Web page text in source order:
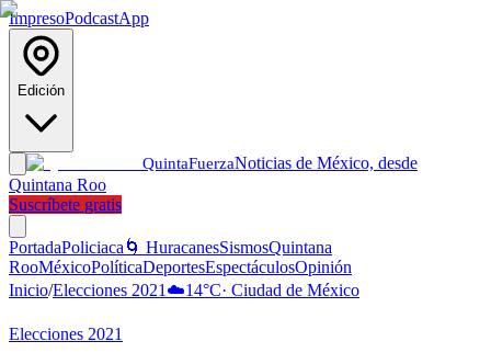
ImpresoPodcastApp
Edición
QuintaFuerzaNoticias de México, desde
Quintana Roo
Suscríbete gratis
PortadaPoliciaca 🌀 HuracanesSismosQuintana
RooMéxicoPolíticaDeportesEspectáculosOpinión
Inicio/Elecciones 2021 ☁️14°C· Ciudad de México
Elecciones 2021